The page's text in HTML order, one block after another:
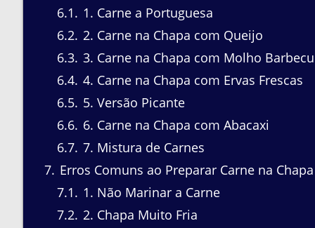
6.1
1. Carne a Portuguesa
6.2 2. Carne na Chapa com Queijo
6.3 3. Carne na Chapa com Molho
6.4 4. Carne na Chapa com Ervas Frescas
6.5 5. Versão Picante
6.6 6. Carne na Chapa com Abacaxi
6.7 7. Mistura de Carnes
7 Erros Comuns ao Preparar Carne na Chapa
7.1
1. Não Marinar a Carne
7.2 2. Chapa Muito Fria